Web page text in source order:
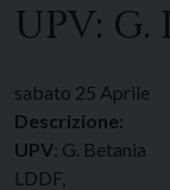
UPV:
sabato 25 Aprile
Descrizione:
UPV: G. Betania
LDDF,